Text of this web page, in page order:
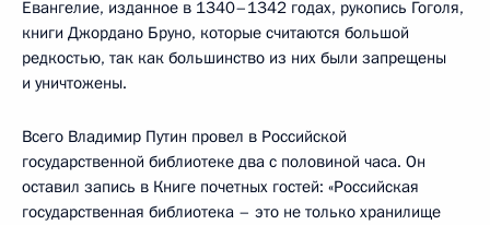
Евангелие, изданное в 1340–1342 годах, рукопись Гоголя,
книги Джордано Бруно, которые считаются большой
редкостью, так как большинство из них были запрещены
и уничтожены.
Всего Владимир Путин провел в Российской
государственной библиотеке два с половиной часа. Он
оставил запись в Книге почетных гостей: «Российская
государственная библиотека – это не только хранилище